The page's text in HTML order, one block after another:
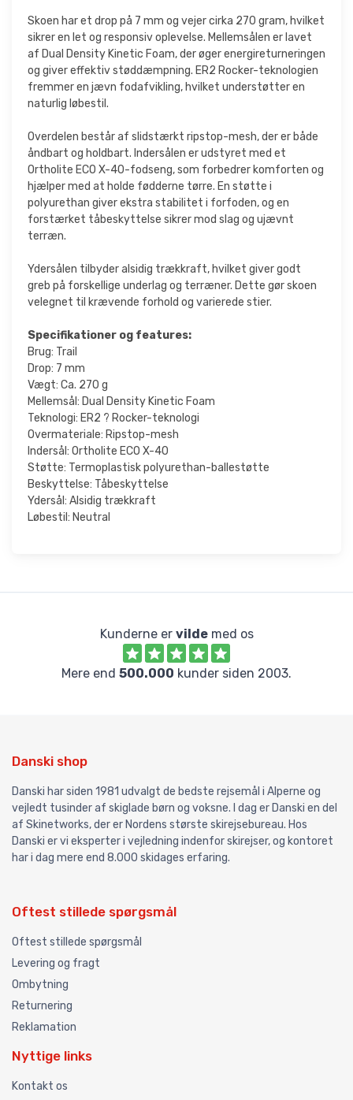
Skoen har et drop på 7 mm og vejer cirka 270 gram, hvilket
sikrer en let og responsiv oplevelse. Mellemsålen er lavet
af Dual Density Kinetic Foam, der øger energireturneringen
og giver effektiv støddæmpning. ER2 Rocker-teknologien
fremmer en jævn fodafvikling, hvilket understøtter en
naturlig løbestil.
Overdelen består af slidstærkt ripstop-mesh, der er både
åndbart og holdbart. Indersålen er udstyret med et
Ortholite ECO X-40-fodseng, som forbedrer komforten og
hjælper med at holde fødderne tørre. En støtte i
polyurethan giver ekstra stabilitet i forfoden, og en
forstærket tåbeskyttelse sikrer mod slag og ujævnt
terræn.
Ydersålen tilbyder alsidig trækkraft, hvilket giver godt
greb på forskellige underlag og terræner. Dette gør skoen
velegnet til krævende forhold og varierede stier.
Specifikationer og features:
Brug: Trail
Drop: 7 mm
Vægt: Ca. 270 g
Mellemsål: Dual Density Kinetic Foam
Teknologi: ER2 ? Rocker-teknologi
Overmateriale: Ripstop-mesh
Indersål: Ortholite ECO X-40
Støtte: Termoplastisk polyurethan-ballestøtte
Beskyttelse: Tåbeskyttelse
Ydersål: Alsidig trækkraft
Løbestil: Neutral
Kunderne er vildemed os
Mere end 500.000 kunder siden 2003.
Danski shop
Danski har siden 1981 udvalgt de bedste rejsemål i Alperne og
vejledt tusinder af skiglade børn og voksne. I dag er Danski en del
af Skinetworks, der er Nordens største skirejsebureau. Hos
Danski er vi eksperter i vejledning indenfor skirejser, og kontoret
har i dag mere end 8.000 skidages erfaring.
Oftest stillede spørgsmål
Oftest stillede spørgsmål
Levering og fragt
Ombytning
Returnering
Reklamation
Nyttige links
Kontakt os